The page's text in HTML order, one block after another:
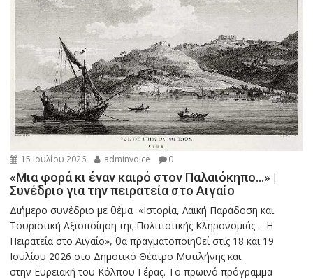
15 Ιουλίου 2026 adminvoice 0
«Μια φορά κι έναν καιρό στον Παλαιόκηπο…» |
Συνέδριο για την πειρατεία στο Αιγαίο
Διήμερο συνέδριο με θέμα «Ιστορία, Λαϊκή Παράδοση και
Τουριστική Αξιοποίηση της Πολιτιστικής Κληρονομιάς – Η
Πειρατεία στο Αιγαίο», θα πραγματοποιηθεί στις 18 και 19
Ιουλίου 2026 στο Δημοτικό Θέατρο Μυτιλήνης και
στην Ευρειακή του Κόλπου Γέρας. Το πρωινό πρόγραμμα